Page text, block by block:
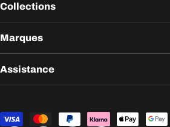
Collections
Marques
Assistance
Modes